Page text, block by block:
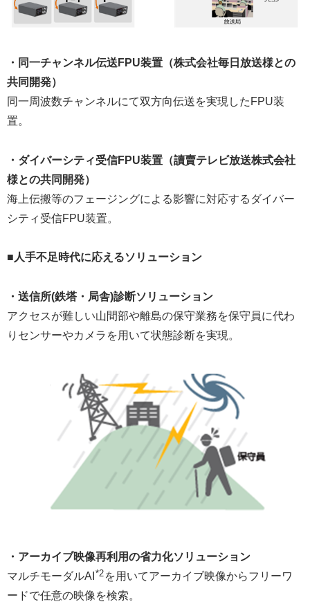
・同一チャンネル伝送FPU装置（株式会社毎日放送様との
共同開発）
同一周波数チャンネルにて双方向伝送を実現したFPU装
置。
・ダイバーシティ受信FPU装置（讀賣テレビ放送株式会社
様との共同開発）
海上伝搬等のフェージングによる影響に対応するダイバー
シティ受信FPU装置。
■人手不足時代に応えるソリューション
・送信所(鉄塔・局舎)診断ソリューション
アクセスが難しい山間部や離島の保守業務を保守員に代わ
りセンサーやカメラを用いて状態診断を実現。
・アーカイブ映像再利用の省力化ソリューション
マルチモーダルAI *2 を用いてアーカイブ映像からフリーワ
ードで任意の映像を検索。